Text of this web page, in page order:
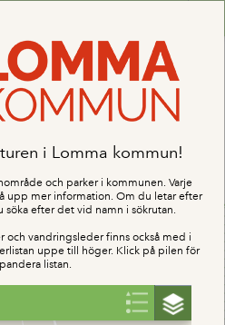
Search
i Lomma kommun!
och parker i kommunen. Varje
upp mer information. Om du letar efter
efter det vid namn i sökrutan.
vandringsleder finns också med i
uppe till höger. Klick på pilen för
listan.